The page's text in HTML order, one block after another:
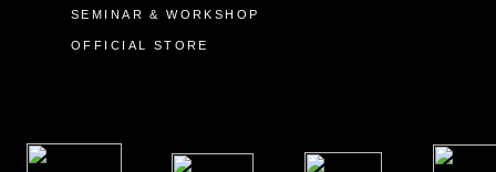
SEMINAR & WORKSHOP
OFFICIAL STORE